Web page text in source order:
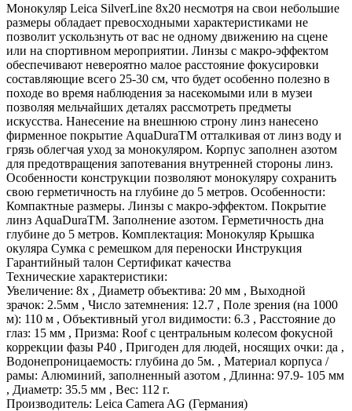
Монокуляр Leica SilverLine 8х20 несмотря на свои небольшие
размеры обладает превосходными характеристиками не
позволит ускользнуть от вас не одному движению на сцене
или на спортивном мероприятии. Линзы с макро-эффектом
обеспечивают невероятно малое расстояние фокусировки
составляющие всего 25-30 см, что будет особенно полезно в
походе во время наблюдения за насекомыми или в музеи
позволяя мельчайших деталях рассмотреть предметы
искусства. Нанесение на внешнюю строну линз нанесено
фирменное покрытие AquaDuraTM отталкивая от линз воду и
грязь облегчая уход за монокуляром. Корпус заполнен азотом
для предотвращения запотевания внутренней стороны линз.
Особенности конструкции позволяют монокуляру сохранить
свою герметичность на глубине до 5 метров. Особенности:
Компактные размеры. Линзы с макро-эффектом. Покрытие
линз AquaDuraTM. Заполнение азотом. Герметичность дна
глубине до 5 метров. Комплектация: Монокуляр Крышка
окуляра Сумка с ремешком для переноски Инструкция
Гарантийный талон Сертификат качества
Технические характеристики:
Увеличение: 8x , Диаметр объектива: 20 мм , Выходной
зрачок: 2.5мм , Число затемнения: 12.7 , Поле зрения (на 1000
м): 110 м , Объективный угол видимости: 6.3 , Расстояние до
глаз: 15 мм , Призма: Roof с центральным колесом фокусной
коррекции фазы P40 , Пригоден для людей, носящих очки: да ,
Водонепроницаемость: глубина до 5м. , Материал корпуса /
рамы: Алюминий, заполненный азотом , Длинна: 97.9- 105 мм
, Диаметр: 35.5 мм , Вес: 112 г.
Производитель: Leica Camera AG (Германия)